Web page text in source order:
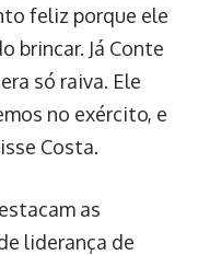
feliz porque ele
brincar. Já Conte
só raiva. Ele
no exército, e
Costa.
as
liderança de